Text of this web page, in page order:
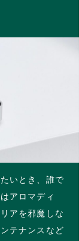
いとき、誰で
アロマディ
アを邪魔しな
テナンスなど